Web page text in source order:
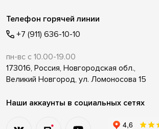
Телефон горячей линии
+7 (911) 636-10-10
пн-вс с 10.00-19.00
173016, Россия, Новгородская обл.,
Великий Новгород, ул. Ломоносова 15
Наши аккаунты в социальных сетях